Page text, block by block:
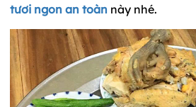
tươi ngon an toàn này nhé.